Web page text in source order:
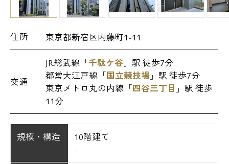
住所 東京都新宿区内藤町1-11
交通
JR総武線「千駄ケ谷 」駅 徒歩7分
都営大江戸線「国立競技場 」駅 徒歩7分
東京メトロ丸の内線「四谷三丁目 」駅 徒歩
11分
規模・構造
10階建て
-